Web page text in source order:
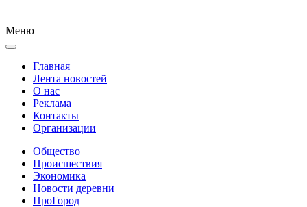
Меню
Главная
Лента новостей
О нас
Реклама
Контакты
Организации
Общество
Происшествия
Экономика
Новости деревни
ПроГород